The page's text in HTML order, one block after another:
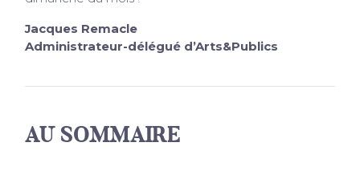
Jacques Remacle
Administrateur-délégué d’Arts&Publics
AU SOMMAIRE